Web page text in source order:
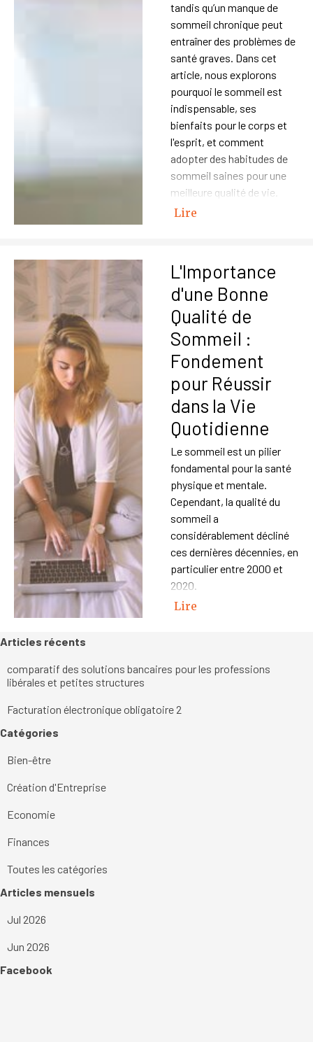
tandis qu’un manque de
sommeil chronique peut
entraîner des problèmes de
santé graves. Dans cet
article, nous explorons
pourquoi le sommeil est
indispensable, ses
bienfaits pour le corps et
l'esprit, et comment
adopter des habitudes de
sommeil saines pour une
meilleure qualité de vie.
Lire
L'Importance
d'une Bonne
Qualité de
Sommeil :
Fondement
pour Réussir
dans la Vie
Quotidienne
Le sommeil est un pilier
fondamental pour la santé
physique et mentale.
Cependant, la qualité du
sommeil a
considérablement décliné
ces dernières décennies, en
particulier entre 2000 et
2020.
Lire
Sauter le bloc Articles récents
Articles récents
comparatif des solutions bancaires pour les professions
libérales et petites structures
Facturation électronique obligatoire 2
Sauter le bloc Catégories
Catégories
Bien-être
Création d'Entreprise
Economie
Finances
Toutes les catégories
Sauter le bloc Articles mensuels
Articles mensuels
Jul 2026
Jun 2026
Sauter le bloc Facebook
Facebook